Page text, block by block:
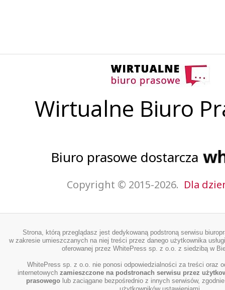
Wirtualne Biuro
Biuro prasowe dostarcza
Copyright © 2015-2026. Dla
Strona, którą przeglądasz jest dedykowaną podstroną serwisu
w zakresie umieszczanych na niej treści przez danego użytkownika
oferowanej przez WhitePress sp. z o.o. z siedzibą w
WhitePress sp. z o.o. nie ponosi odpowiedzialności za treści oraz
internetowych zamieszczone na podstronach serwisu przez
prasowegolub zaciągane bezpośrednio z innych serwisów,